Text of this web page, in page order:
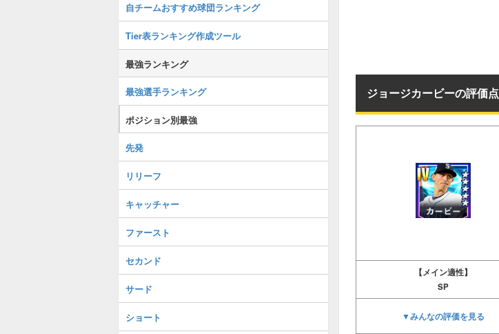
ジョージカービーの評価点
【メイン適性】
SP
▼みんなの評価を見る
自チームおすすめ球団ランキング
Tier表ランキング作成ツール
最強ランキング
最強選手ランキング
ポジション別最強
先発
リリーフ
キャッチャー
ファースト
セカンド
サード
ショート